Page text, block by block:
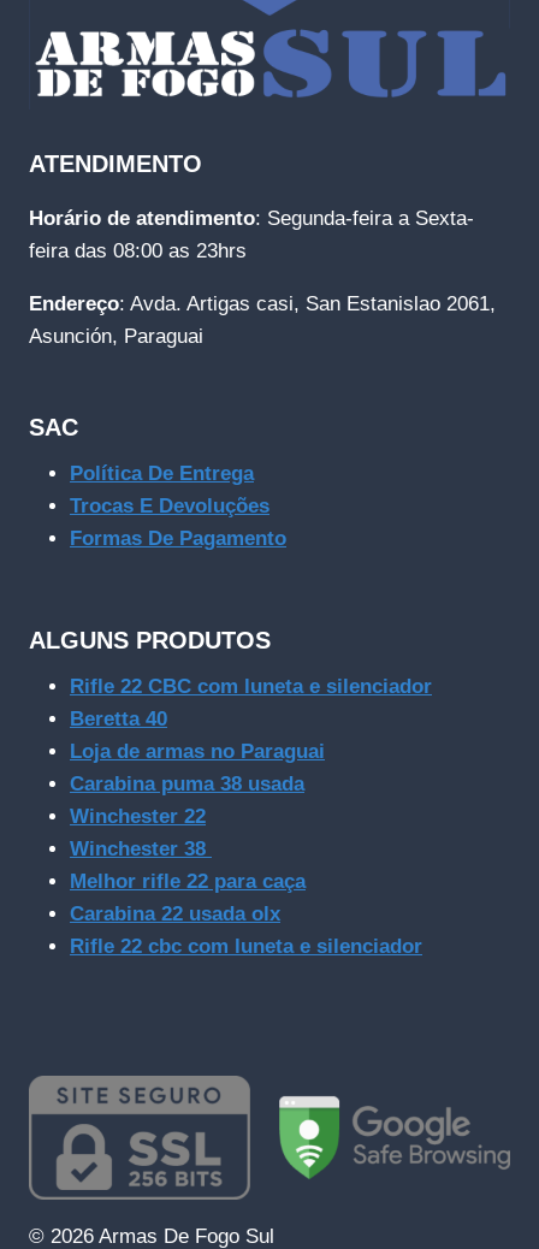
ATENDIMENTO
Horário de atendimento: Segunda-feira a Sexta-
feira das 08:00 as 23hrs
Endereço: Avda. Artigas casi, San Estanislao 2061,
Asunción, Paraguai
SAC
Política De Entrega
Trocas E Devoluções
Formas De Pagamento
ALGUNS PRODUTOS
Rifle 22 CBC com luneta e silenciador
Beretta 40
Loja de armas no Paraguai
Carabina puma 38 usada
Winchester 22
Winchester 38
Melhor rifle 22 para caça
Carabina 22 usada olx
Rifle 22 cbc com luneta e silenciador
© 2026 Armas De Fogo Sul